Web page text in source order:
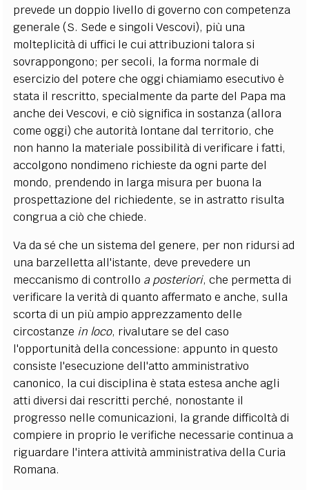
prevede un doppio livello di governo con competenza
generale (S. Sede e singoli Vescovi), più una
molteplicità di uffici le cui attribuzioni talora si
sovrappongono; per secoli, la forma normale di
esercizio del potere che oggi chiamiamo esecutivo è
stata il rescritto, specialmente da parte del Papa ma
anche dei Vescovi, e ciò significa in sostanza (allora
come oggi) che autorità lontane dal territorio, che
non hanno la materiale possibilità di verificare i fatti,
accolgono nondimeno richieste da ogni parte del
mondo, prendendo in larga misura per buona la
prospettazione del richiedente, se in astratto risulta
congrua a ciò che chiede.
Va da sé che un sistema del genere, per non ridursi ad
una barzelletta all'istante, deve prevedere un
meccanismo di controllo a posteriori, che permetta di
verificare la verità di quanto affermato e anche, sulla
scorta di un più ampio apprezzamento delle
circostanze in loco, rivalutare se del caso
l'opportunità della concessione: appunto in questo
consiste l'esecuzione dell'atto amministrativo
canonico, la cui disciplina è stata estesa anche agli
atti diversi dai rescritti perché, nonostante il
progresso nelle comunicazioni, la grande difficoltà di
compiere in proprio le verifiche necessarie continua a
riguardare l'intera attività amministrativa della Curia
Romana.